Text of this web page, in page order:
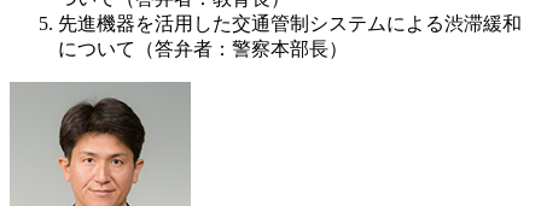
先進機器を活用した交通管制システムによる渋滞緩和
について（答弁者：警察本部長）